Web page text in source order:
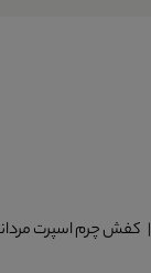
کفش چرم اسپرت مردانه